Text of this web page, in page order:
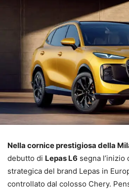
Nella cornice prestigiosa della
debutto di Lepas L6 segna l’inizio
strategica del brand Lepas in
controllato dal colosso Chery.